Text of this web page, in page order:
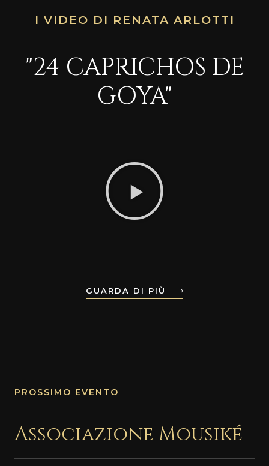
I VIDEO DI RENATA ARLOTTI
"24 CAPRICHOS DE
GOYA"
GUARDA DI PIÙ
PROSSIMO EVENTO
Associazione Mousiké